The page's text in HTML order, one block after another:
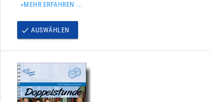
»MEHR ERFAHREN ...
done AUSWÄHLEN